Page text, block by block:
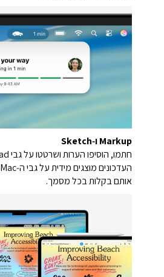
Markup ו‑Sketch
אותם בקלות בכל מסמך.